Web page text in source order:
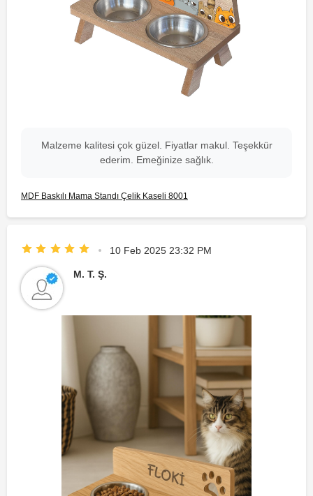
Malzeme kalitesi çok güzel. Fiyatlar makul. Teşekkür
ederim. Emeğinize sağlık.
MDF Baskılı Mama Standı Çelik Kaseli 8001
10 Feb 2025 23:32 PM
M. T. Ş.